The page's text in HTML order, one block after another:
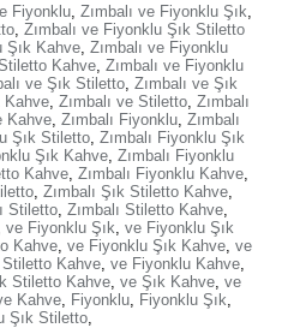
Fiyonklu Zımbalı ve Fiyonklu Şık
Zımbalı ve Fiyonklu Şık Stiletto
Şık Kahve Zımbalı ve Fiyonklu
Kahve, Zımbalı ve Fiyonklu
ve Şık Stiletto Zımbalı ve Şık
Kahve Zımbalı ve Stiletto Zımbalı
Kahve Zımbalı Fiyonklu Zımbalı
Şık Stiletto Zımbalı Fiyonklu Şık
Şık Kahve, Zımbalı Fiyonklu
Kahve Zımbalı Fiyonklu Kahve
, Zımbalı Şık Stiletto Kahve,
Stiletto Zımbalı Stiletto Kahve
ve Fiyonklu Şık ve Fiyonklu Şık
Kahve ve Fiyonklu Şık Kahve ve
Kahve, ve Fiyonklu Kahve,
Stiletto Kahve ve Şık Kahve ve
Kahve Fiyonklu Fiyonklu Şık
Şık Stiletto